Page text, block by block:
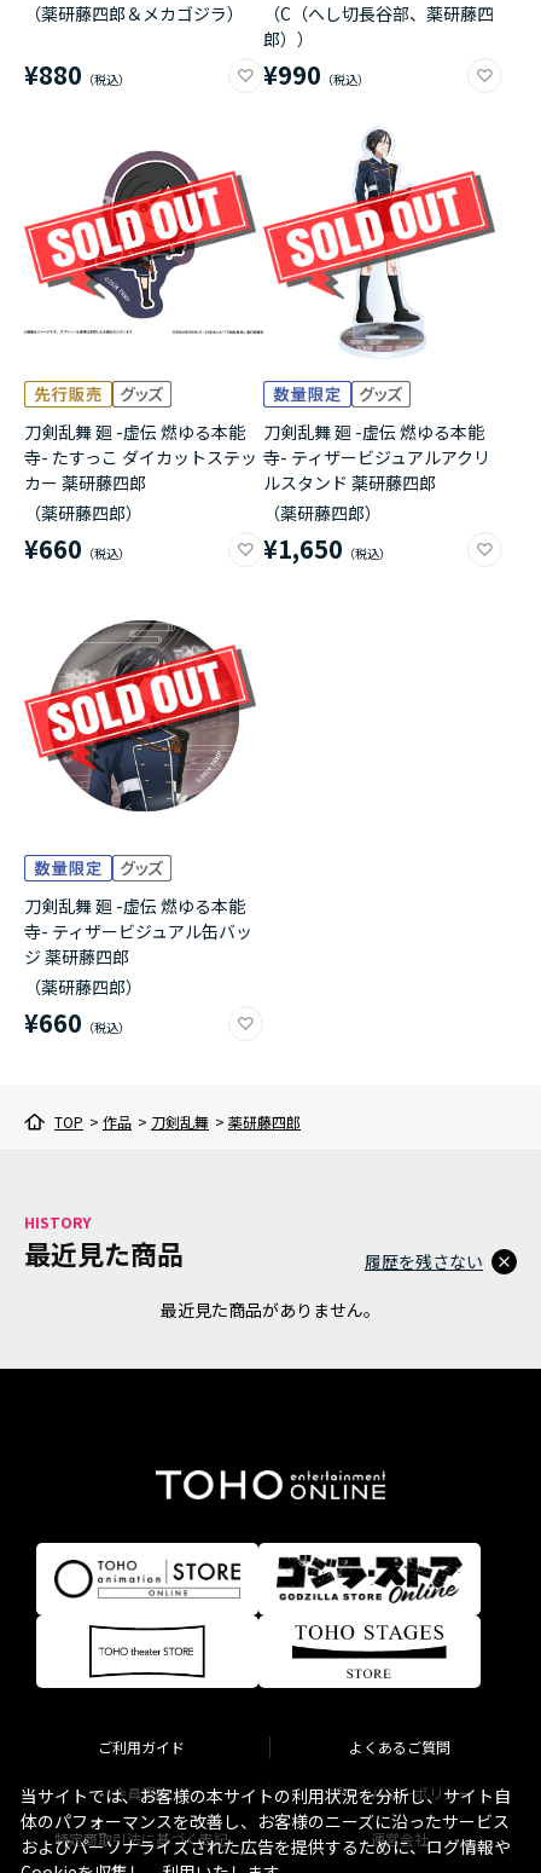
（薬研藤四郎＆メカゴジラ）
¥880
（C（へし切長谷部、薬研藤四
郎））
¥990
刀剣乱舞 廻 -虚伝 燃ゆる本能
寺- たすっこ ダイカットステッ
カー 薬研藤四郎
（薬研藤四郎）
¥660
刀剣乱舞 廻 -虚伝 燃ゆる本能
寺- ティザービジュアルアクリ
ルスタンド 薬研藤四郎
（薬研藤四郎）
¥1,650
刀剣乱舞 廻 -虚伝 燃ゆる本能
寺- ティザービジュアル缶バッ
ジ 薬研藤四郎
（薬研藤四郎）
¥660
TOP > 作品 > 刀剣乱舞 > 薬研藤四郎
HISTORY
最近見た商品
最近見た商品がありません。
履歴を残さない
ご利用ガイド よくあるご質問
会員規約 プライバシーポリシー
特定商取引法に基づく表記 運営会社
当サイトでは、お客様の本サイトの利用状況を分析し、サイト自
体のパフォーマンスを改善し、お客様のニーズに沿ったサービス
およびパーソナライズされた広告を提供するために、ログ情報や